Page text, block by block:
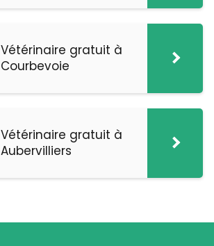
Vétérinaire gratuit à
Courbevoie
Vétérinaire gratuit à
Aubervilliers